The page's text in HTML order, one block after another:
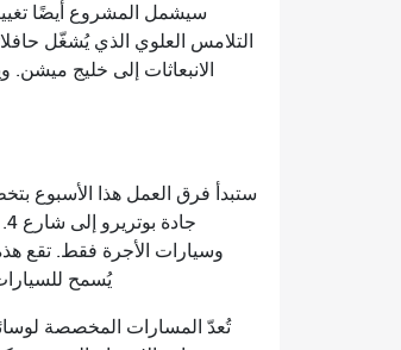
الانبعاثات إلى خليج
وسيارات الأجرة فقط. تقع
يُسمح
تُعدّ المسارات المخصصة